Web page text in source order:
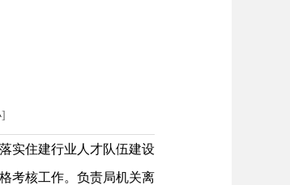
]
实住建行业人才队伍建设
考核工作。负责局机关离